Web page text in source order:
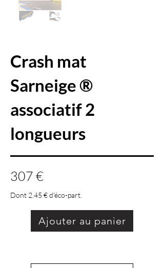
Crash mat
Sarneige ®
associatif 2
longueurs
307 €
Dont 2.45 € d'éco-part.
Ajouter au panier